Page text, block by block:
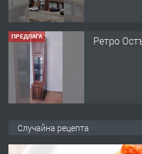
ПРЕДЛАГА Ретро
Случайна рецепта